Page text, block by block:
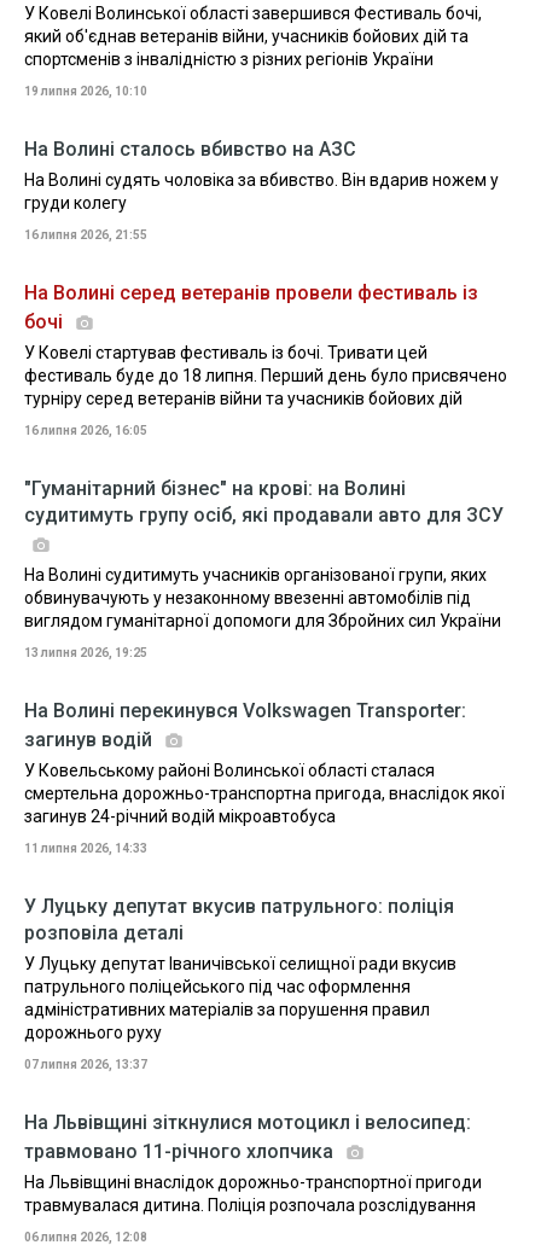
У Ковелі Волинської області завершився Фестиваль бочі,
який об'єднав ветеранів війни, учасників бойових дій та
спортсменів з інвалідністю з різних регіонів України
19 липня 2026, 10:10
На Волині сталось вбивство на АЗС
На Волині судять чоловіка за вбивство. Він вдарив ножем у
груди колегу
16 липня 2026, 21:55
На Волині серед ветеранів провели фестиваль із
бочі
У Ковелі стартував фестиваль із бочі. Тривати цей
фестиваль буде до 18 липня. Перший день було присвячено
турніру серед ветеранів війни та учасників бойових дій
16 липня 2026, 16:05
"Гуманітарний бізнес" на крові: на Волині
судитимуть групу осіб, які продавали авто для ЗСУ
На Волині судитимуть учасників організованої групи, яких
обвинувачують у незаконному ввезенні автомобілів під
виглядом гуманітарної допомоги для Збройних сил України
13 липня 2026, 19:25
На Волині перекинувся Volkswagen Transporter:
загинув водій
У Ковельському районі Волинської області сталася
смертельна дорожньо-транспортна пригода, внаслідок якої
загинув 24-річний водій мікроавтобуса
11 липня 2026, 14:33
У Луцьку депутат вкусив патрульного: поліція
розповіла деталі
У Луцьку депутат Іваничівської селищної ради вкусив
патрульного поліцейського під час оформлення
адміністративних матеріалів за порушення правил
дорожнього руху
07 липня 2026, 13:37
На Львівщині зіткнулися мотоцикл і велосипед:
травмовано 11-річного хлопчика
На Львівщині внаслідок дорожньо-транспортної пригоди
травмувалася дитина. Поліція розпочала розслідування
06 липня 2026, 12:08